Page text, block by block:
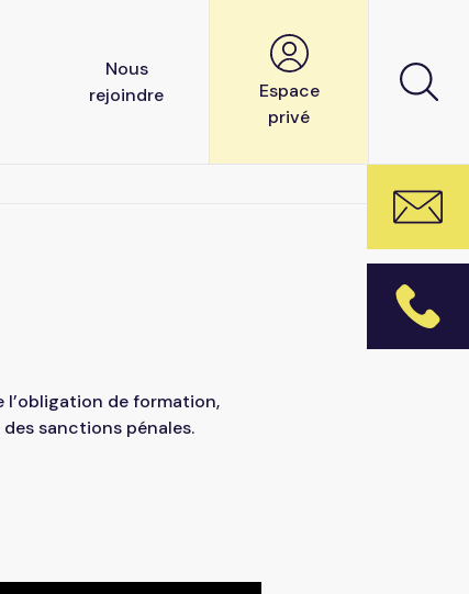
Nous
rejoindre
Espace
privé
l’obligation de formation,
sanctions pénales.